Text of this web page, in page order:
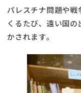
パレスチナ問題や
くるたび、遠い国
かされます。